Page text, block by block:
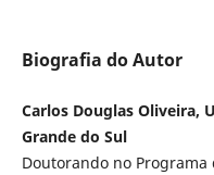
Biografia do Autor
Carlos Douglas Oliveira,
Grande do Sul
Doutorando no Programa